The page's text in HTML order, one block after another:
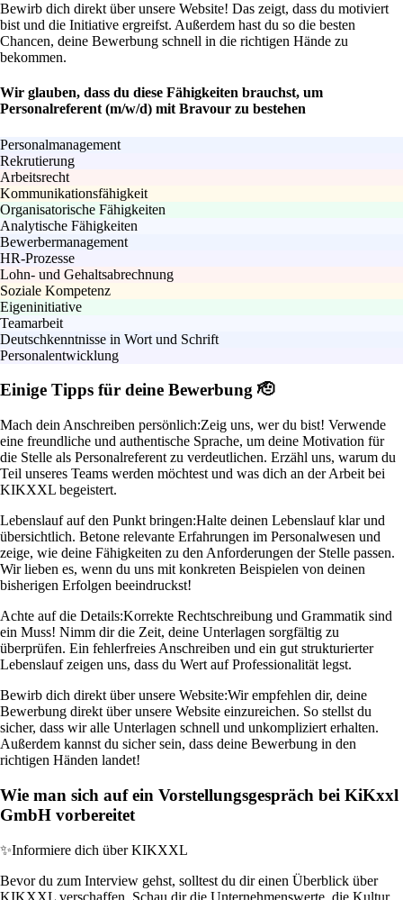
Bewirb dich direkt über unsere Website! Das zeigt, dass du motiviert
bist und die Initiative ergreifst. Außerdem hast du so die besten
Chancen, deine Bewerbung schnell in die richtigen Hände zu
bekommen.
Wir glauben, dass du diese Fähigkeiten brauchst, um
Personalreferent (m/w/d) mit Bravour zu bestehen
Personalmanagement
Rekrutierung
Arbeitsrecht
Kommunikationsfähigkeit
Organisatorische Fähigkeiten
Analytische Fähigkeiten
Bewerbermanagement
HR-Prozesse
Lohn- und Gehaltsabrechnung
Soziale Kompetenz
Eigeninitiative
Teamarbeit
Deutschkenntnisse in Wort und Schrift
Personalentwicklung
Einige Tipps für deine Bewerbung 🫡
Mach dein Anschreiben persönlich:Zeig uns, wer du bist! Verwende
eine freundliche und authentische Sprache, um deine Motivation für
die Stelle als Personalreferent zu verdeutlichen. Erzähl uns, warum du
Teil unseres Teams werden möchtest und was dich an der Arbeit bei
KIKXXL begeistert.
Lebenslauf auf den Punkt bringen:Halte deinen Lebenslauf klar und
übersichtlich. Betone relevante Erfahrungen im Personalwesen und
zeige, wie deine Fähigkeiten zu den Anforderungen der Stelle passen.
Wir lieben es, wenn du uns mit konkreten Beispielen von deinen
bisherigen Erfolgen beeindruckst!
Achte auf die Details:Korrekte Rechtschreibung und Grammatik sind
ein Muss! Nimm dir die Zeit, deine Unterlagen sorgfältig zu
überprüfen. Ein fehlerfreies Anschreiben und ein gut strukturierter
Lebenslauf zeigen uns, dass du Wert auf Professionalität legst.
Bewirb dich direkt über unsere Website:Wir empfehlen dir, deine
Bewerbung direkt über unsere Website einzureichen. So stellst du
sicher, dass wir alle Unterlagen schnell und unkompliziert erhalten.
Außerdem kannst du sicher sein, dass deine Bewerbung in den
richtigen Händen landet!
Wie man sich auf ein Vorstellungsgespräch bei KiKxxl
GmbH vorbereitet
✨Informiere dich über KIKXXL
Bevor du zum Interview gehst, solltest du dir einen Überblick über
KIKXXL verschaffen. Schau dir die Unternehmenswerte, die Kultur